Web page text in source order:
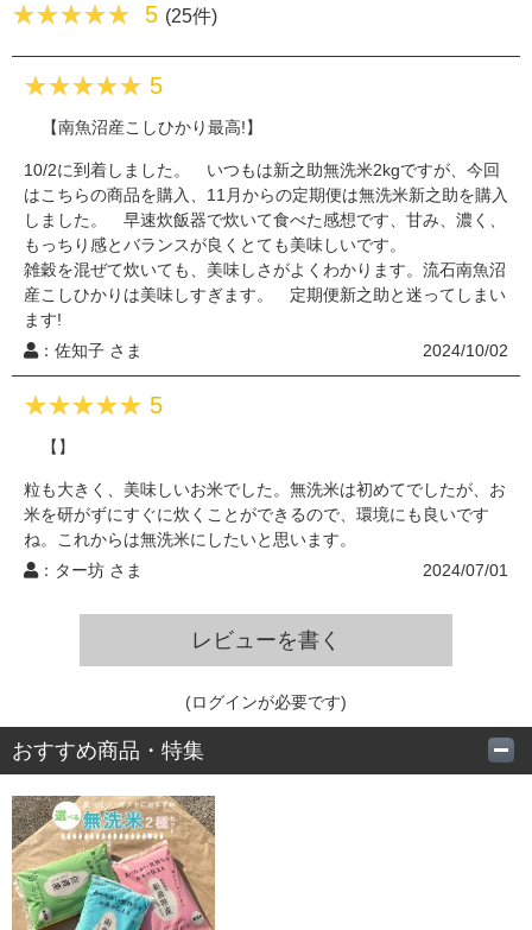
5 (25件)
5
【南魚沼産こしひかり最高!】
10/2に到着しました。 いつもは新之助無洗米2kgですが、今回
はこちらの商品を購入、11月からの定期便は無洗米新之助を購入
しました。 早速炊飯器で炊いて食べた感想です、甘み、濃く、
もっちり感とバランスが良くとても美味しいです。
雑穀を混ぜて炊いても、美味しさがよくわかります。流石南魚沼
産こしひかりは美味しすぎます。 定期便新之助と迷ってしまい
ます!
：佐知子 さま
2024/10/02
5
【】
粒も大きく、美味しいお米でした。無洗米は初めてでしたが、お
米を研がずにすぐに炊くことができるので、環境にも良いです
ね。これからは無洗米にしたいと思います。
：ター坊 さま
2024/07/01
【うまみがたっぷりです】
定期便のお米が少なくなったタイミングで、いつもと違う米も食
べたいと思い、購入しました。南魚沼産の無洗米は初めて食べま
したが、想像以上に美味しかったです。南魚沼産はやはり最高で
るほど、家族みんなで美味しくいただいています。
：green さま
5
レビューを書く
(ログインが必要です)
おすすめ商品・特集